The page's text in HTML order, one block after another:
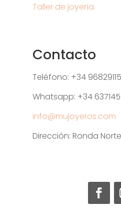
Taller de joyería
Contacto
Teléfono: +34
Whatsapp: +34
info@mujoyeros.com
Dirección: Ronda